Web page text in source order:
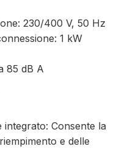
230/400 V, 50 Hz
1 kW
85 dB A
integrato: Consente la
e delle